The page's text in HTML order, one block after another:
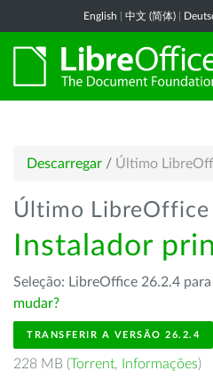
English 中文 (简体)
Descarregar / Último
Último LibreOffice
Instalador
Seleção: LibreOffice 26.2.4
mudar?
TRANSFERIR A VERSÃO 26.2.4
228 MB (Torrent, Informações)